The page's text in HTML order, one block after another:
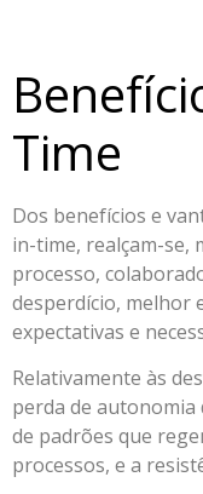
Time
Dos benefícios e
in-time, realçam-se,
processo,
desperdício, melhor
expectativas e
Relativamente às
perda de autonomia
de padrões que
processos, e a